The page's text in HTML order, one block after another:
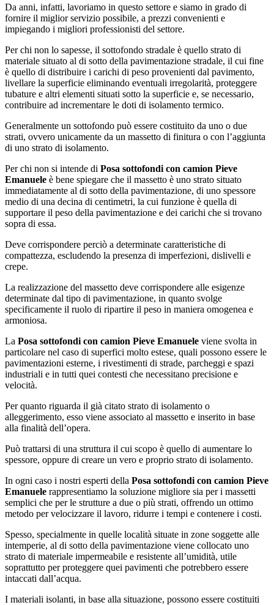
Da anni, infatti, lavoriamo in questo settore e siamo in grado di
fornire il miglior servizio possibile, a prezzi convenienti e
impiegando i migliori professionisti del settore.
Per chi non lo sapesse, il sottofondo stradale è quello strato di
materiale situato al di sotto della pavimentazione stradale, il cui fine
è quello di distribuire i carichi di peso provenienti dal pavimento,
livellare la superficie eliminando eventuali irregolarità, proteggere
tubature e altri elementi situati sotto la superficie e, se necessario,
contribuire ad incrementare le doti di isolamento termico.
Generalmente un sottofondo può essere costituito da uno o due
strati, ovvero unicamente da un massetto di finitura o con l’aggiunta
di uno strato di isolamento.
Per chi non si intende di Posa sottofondi con camion Pieve
Emanuele è bene spiegare che il massetto è uno strato situato
immediatamente al di sotto della pavimentazione, di uno spessore
medio di una decina di centimetri, la cui funzione è quella di
supportare il peso della pavimentazione e dei carichi che si trovano
sopra di essa.
Deve corrispondere perciò a determinate caratteristiche di
compattezza, escludendo la presenza di imperfezioni, dislivelli e
crepe.
La realizzazione del massetto deve corrispondere alle esigenze
determinate dal tipo di pavimentazione, in quanto svolge
specificamente il ruolo di ripartire il peso in maniera omogenea e
armoniosa.
La Posa sottofondi con camion Pieve Emanuele viene svolta in
particolare nel caso di superfici molto estese, quali possono essere le
pavimentazioni esterne, i rivestimenti di strade, parcheggi e spazi
industriali e in tutti quei contesti che necessitano precisione e
velocità.
Per quanto riguarda il già citato strato di isolamento o
alleggerimento, esso viene associato al massetto e inserito in base
alla finalità dell’opera.
Può trattarsi di una struttura il cui scopo è quello di aumentare lo
spessore, oppure di creare un vero e proprio strato di isolamento.
In ogni caso i nostri esperti della Posa sottofondi con camion Pieve
Emanuele rappresentiamo la soluzione migliore sia per i massetti
semplici che per le strutture a due o più strati, offrendo un ottimo
metodo per velocizzare il lavoro, ridurre i tempi e contenere i costi.
Spesso, specialmente in quelle località situate in zone soggette alle
intemperie, al di sotto della pavimentazione viene collocato uno
strato di materiale impermeabile e resistente all’umidità, utile
soprattutto per proteggere quei pavimenti che potrebbero essere
intaccati dall’acqua.
I materiali isolanti, in base alla situazione, possono essere costituiti